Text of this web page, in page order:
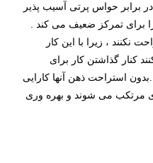
حواس پرتی آسیب پذیر
برای تمرکز ضعیف می کند .
نکنند ، زیرا با این کار
کنار گذاشتن کار برای
استراحت ذهن آنها کارایی
مرتکب می شوند و بهره وری